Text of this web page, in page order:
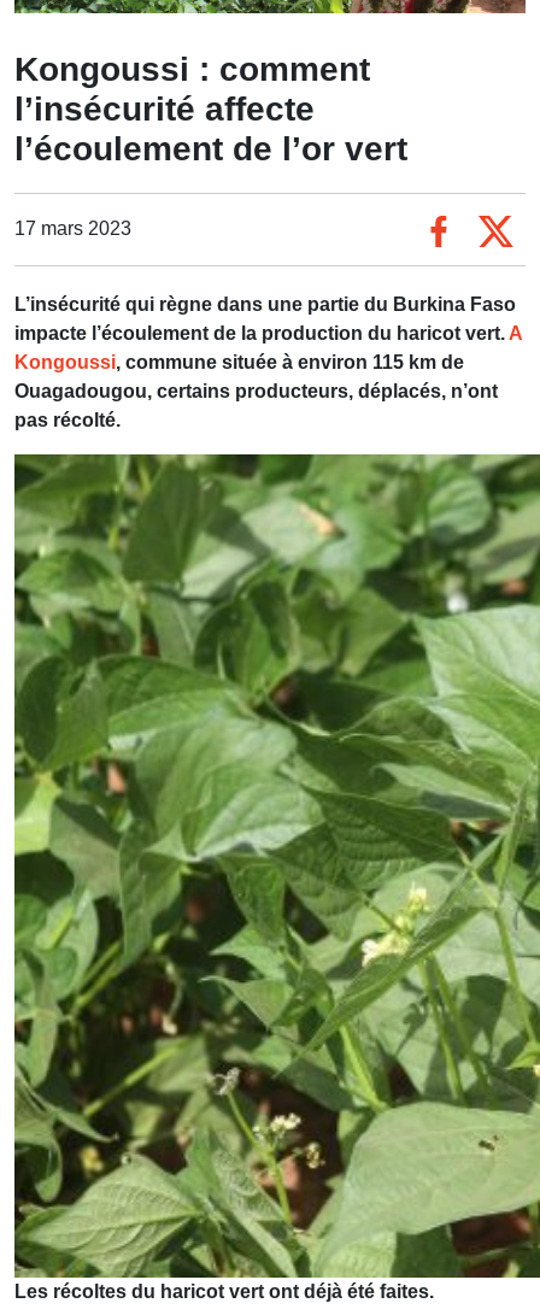
Kongoussi : comment
l’insécurité affecte
l’écoulement de l’or vert
17 mars 2023
L’insécurité qui règne dans une partie du Burkina Faso
impacte l’écoulement de la production du haricot vert. A
Kongoussi, commune située à environ 115 km de
Ouagadougou, certains producteurs, déplacés, n’ont
pas récolté.
Les récoltes du haricot vert ont déjà été faites.